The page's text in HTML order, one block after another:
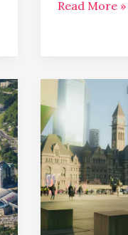
Read More »
Como
são
os
canadenses?